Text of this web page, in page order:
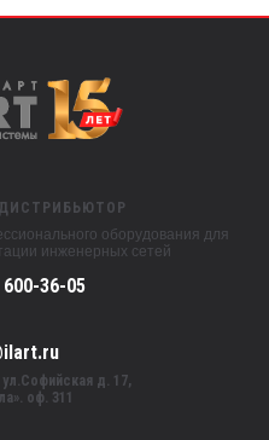
оборудования для
инженерных сетей
36-05
д. 17,
оф. 311